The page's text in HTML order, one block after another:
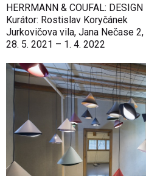
HERRMANN & COUFAL: DESIGN
Kurátor: Rostislav Koryčánek
Jurkovičova vila, Jana Nečase 2,
28. 5. 2021 – 1. 4. 2022